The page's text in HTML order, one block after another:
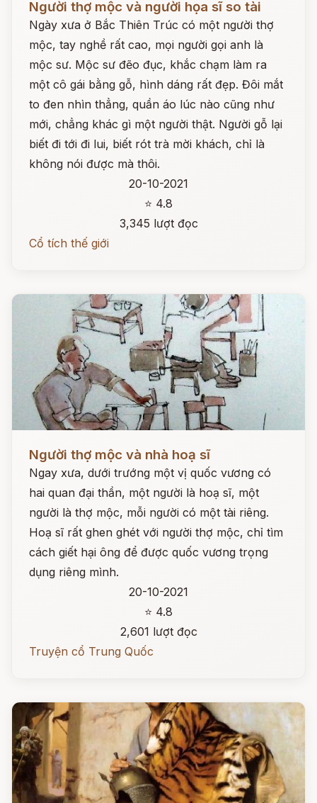
Người thợ mộc và người họa sĩ so tài
Ngày xưa ở Bắc Thiên Trúc có một người thợ
mộc, tay nghề rất cao, mọi người gọi anh là
mộc sư. Mộc sư đẽo đục, khắc chạm làm ra
một cô gái bằng gỗ, hình dáng rất đẹp. Đôi mắt
to đen nhìn thẳng, quần áo lúc nào cũng như
mới, chẳng khác gì một người thật. Người gỗ lại
biết đi tới đi lui, biết rót trà mời khách, chỉ là
không nói được mà thôi.
20-10-2021
⭐ 4.8
3,345 lượt đọc
Cổ tích thế giới
Người thợ mộc và nhà hoạ sĩ
Ngay xưa, dưới trướng một vị quốc vương có
hai quan đại thần, một người là hoạ sĩ, một
người là thợ mộc, mỗi người có một tài riêng.
Hoạ sĩ rất ghen ghét với người thợ mộc, chỉ tìm
cách giết hại ông để được quốc vương trọng
dụng riêng mình.
20-10-2021
⭐ 4.8
2,601 lượt đọc
Truyện cổ Trung Quốc